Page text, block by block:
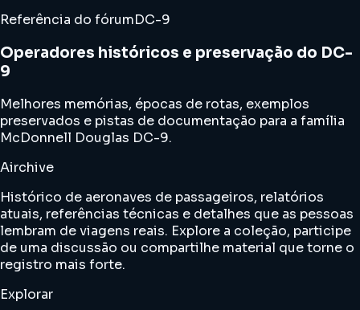
Referência do fórumDC-9
Operadores históricos e preservação do DC-
9
Melhores memórias, épocas de rotas, exemplos
preservados e pistas de documentação para a família
McDonnell Douglas DC-9.
Airchive
Histórico de aeronaves de passageiros, relatórios
atuais, referências técnicas e detalhes que as pessoas
lembram de viagens reais. Explore a coleção, participe
de uma discussão ou compartilhe material que torne o
registro mais forte.
Explorar